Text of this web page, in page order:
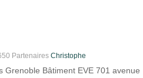
Partenaires Christophe
Grenoble Bâtiment EVE 701 avenue